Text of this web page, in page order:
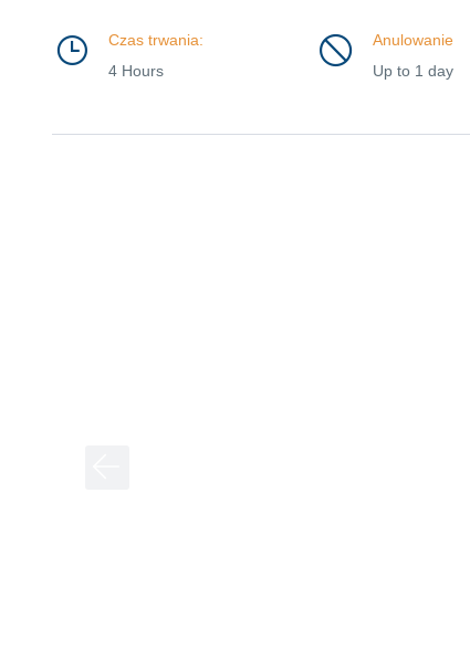
Czas trwania:
4 Hours
Anulowanie
Up to 1 day